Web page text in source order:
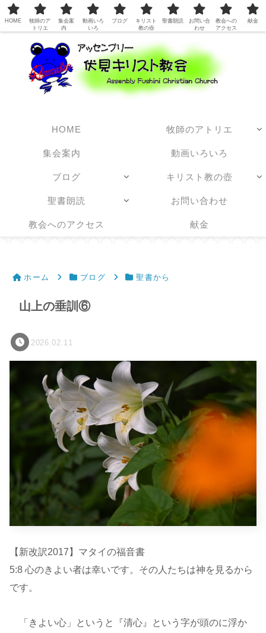
日本アッセンブリーズ・オブ・ゴッド教団
HOME 牧師のアトリエ
集会案内 動画いろいろ
ブログ キリスト教の壺
聖書朗読 お問い合わせ
教会へのアクセス 献金
ホーム ブログ 聖書から
山上の垂訓⑥
2026.02.11
【新改訳2017】マタイの福音書
5:8 心のきよい者は幸いです。その人たちは神を見るから
です。
「きよい心」というと『清心』という字が頭のに浮か
HOME
牧師のア
トリエ
集会案
内
動画いろ
いろ
ブログ
キリスト
教の壺
聖書朗読
お問い合
わせ
教会への
アクセス
献金